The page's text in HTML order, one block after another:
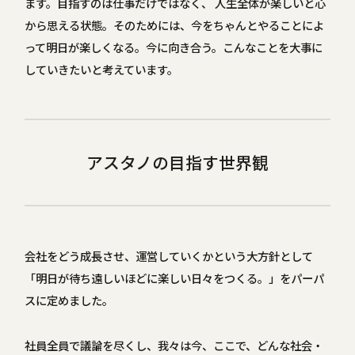
から思える状態。そのためには、今をちゃんとやることによ
って明日が楽しくなる。今に向き合う。こんなことを大事に
していきたいと考えています。
アスタノの目指す世界観
会社をどう成長させ、運営していくかという大方針として
「明日が待ち遠しいほどに楽しい日々をつくる。」をパーパ
スに定めました。
社員全員で議論を尽くし、我々は今、ここで、どんな社会・